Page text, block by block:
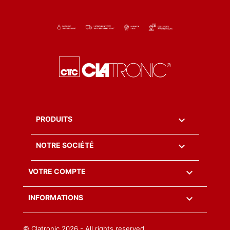
PRODUITS 
NOTRE SOCIÉTÉ 
VOTRE COMPTE 
INFORMATIONS keyboard_arrow_down
© Clatronic 2026 - All rights reserved